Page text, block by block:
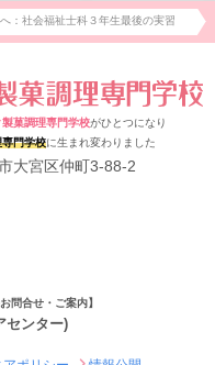
：社会福祉士科３年生最後の実習
菓調理専門学校がひとつになり
門学校に生まれ変わりました
大宮区仲町3-88-2
問合せ・ご案内】
センター)